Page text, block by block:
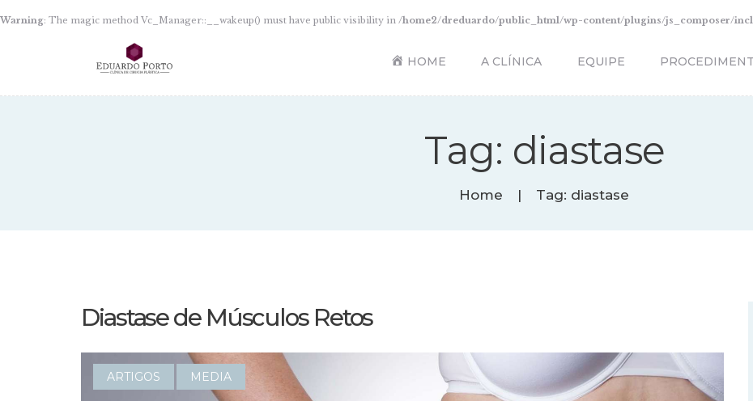
Warning: The magic method Vc_Manager::__wakeup() must have public visibility in /home2/dreduardo/public_html/wp-content/plugins/js_composer/
HOME A CLÍNICA EQUIPE
Tag: diastase
Home Tag: diastase
HOME
EQUIPE
PROCEDIMENTOS
BLOG
Diastase de Músculos Retos
ARTIGOS MEDIA